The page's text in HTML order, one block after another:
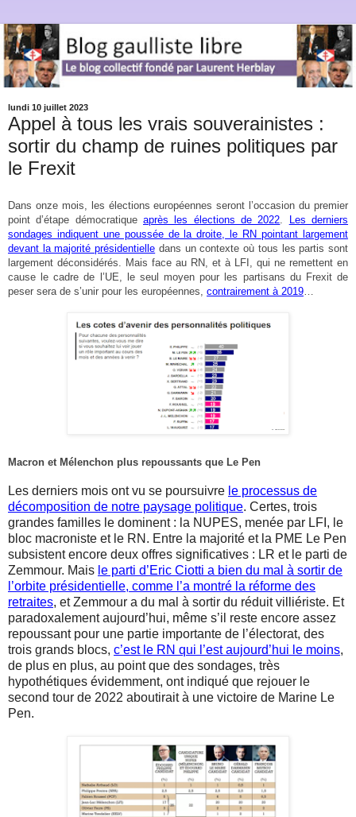
lundi 10 juillet 2023
Appel à tous les vrais souverainistes :
sortir du champ de ruines politiques par
le Frexit
Dans onze mois, les élections européennes seront l’occasion du premier
point d’étape démocratique après les élections de 2022.
Les derniers
sondages indiquent une poussée de la droite, le RN pointant largement
devant la majorité présidentielle dans un contexte où tous les partis sont
largement déconsidérés. Mais face au RN, et à LFI, qui ne remettent en
cause le cadre de l’UE, le seul moyen pour les partisans du Frexit de
peser sera de s’unir pour les européennes, contrairement à 2019…
Macron et Mélenchon plus repoussants que Le Pen
Les derniers mois ont vu se poursuivre le processus de
décomposition de notre paysage politique. Certes, trois
grandes familles le dominent : la NUPES, menée par LFI, le
bloc macroniste et le RN. Entre la majorité et la PME Le Pen
subsistent encore deux offres significatives : LR et le parti de
Zemmour. Mais le parti d’Eric Ciotti a bien du mal à sortir de
l’orbite présidentielle, comme l’a montré la réforme des
retraites, et Zemmour a du mal à sortir du réduit villiériste. Et
paradoxalement aujourd’hui, même s’il reste encore assez
repoussant pour une partie importante de l’électorat, des
trois grands blocs, c’est le RN qui l’est aujourd’hui le moins,
de plus en plus, au point que des sondages, très
hypothétiques évidemment, ont indiqué que rejouer le
second tour de 2022 aboutirait à une victoire de Marine Le
Pen.